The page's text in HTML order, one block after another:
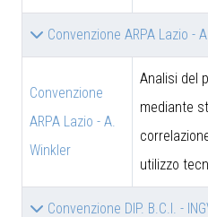
Convenzione ARPA Lazio -
Convenzione
ARPA Lazio - A.
Winkler
Analisi del
mediante
utilizzo
Convenzione DIP. B.C.I. -